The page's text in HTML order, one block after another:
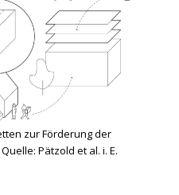
zur Förderung der
Pätzold et al. i. E.